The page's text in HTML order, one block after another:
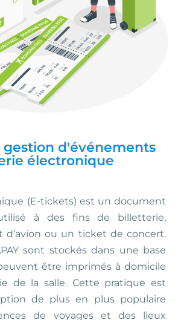
gestion d'événements
électronique
(E-tickets) est un document
à des fins de billetterie,
ou un ticket de concert.
sont stockés dans une base
être imprimés à domicile
de la salle. Cette pratique est
de plus en plus populaire
de voyages et des lieux